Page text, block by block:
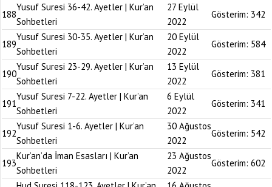
188
Yusuf Suresi 36-42. Ayetler | Kur’an
Sohbetleri
27 Eylül
2022
Gösterim: 342
189
Yusuf Suresi 30-35. Ayetler | Kur’an
Sohbetleri
20 Eylül
2022
Gösterim: 584
190
Yusuf Suresi 23-29. Ayetler | Kur’an
Sohbetleri
13 Eylül
2022
Gösterim: 381
191
Yusuf Suresi 7-22. Ayetler | Kur’an
Sohbetleri
6 Eylül
2022
Gösterim: 341
192
Yusuf Suresi 1-6. Ayetler | Kur’an
Sohbetleri
30 Ağustos
2022
Gösterim: 542
193
Kur’an’da İman Esasları | Kur’an
Sohbetleri
23 Ağustos
2022
Gösterim: 602